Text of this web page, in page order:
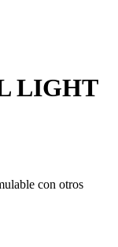
LIGHT
con otros